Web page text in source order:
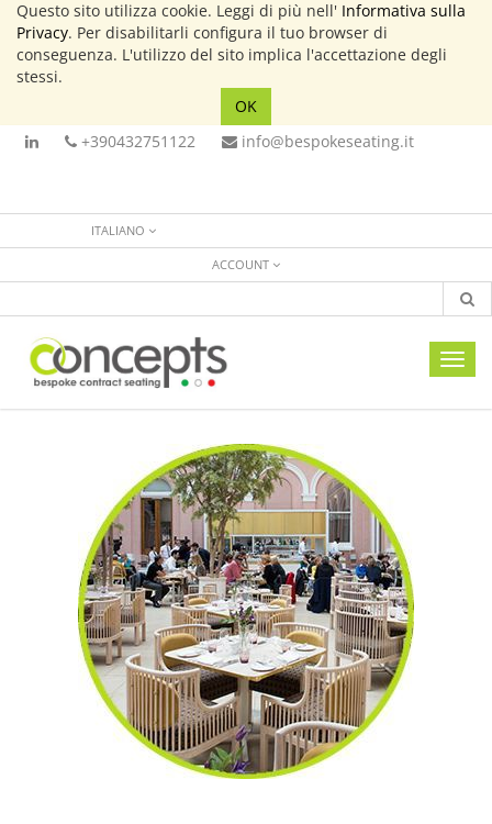
Questo sito utilizza cookie. Leggi di più nell' Informativa sulla
Privacy. Per disabilitarli configura il tuo browser di
conseguenza. L'utilizzo del sito implica l'accettazione degli
stessi.
OK
+390432751122
info@bespokeseating.it
ITALIANO
ACCOUNT